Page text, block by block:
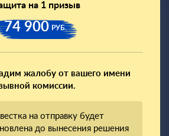
на 1 призыв
74 900 РУБ.
жалобу от вашего имени
комиссии.
на отправку будет
до вынесения решения